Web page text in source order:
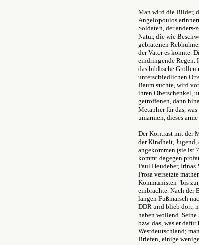
Man wird die Bilder,
Angelopoulos
Soldaten, der anders-
Natur, die wie
gebratenen
der Vater es konnte.
eindringende Regen.
das biblische Grollen
unterschiedlichen
Baum suchte, wird
ihren Oberschenkel,
getroffenen, dann
Metapher für das,
umarmen, dieses
Der Kontrast mit der
der Kindheit, Jugend,
angekommen (sie ist
kommt dagegen
Paul Heudeber,
Prosa versetzte
Kommunisten "bis
einbrachte. Nach der
langen Fußmarsch
DDR und blieb dort,
haben wollend. Seine
bzw. das, was er
Westdeutschland;
Briefen, einige